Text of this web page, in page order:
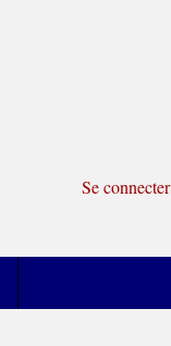
Se connecter